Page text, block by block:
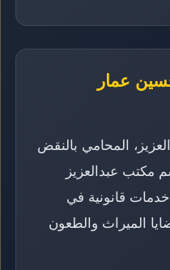
عمار
المحامي بالنقض
مكتب عبدالعزيز
قانونية في
الميراث والطعون